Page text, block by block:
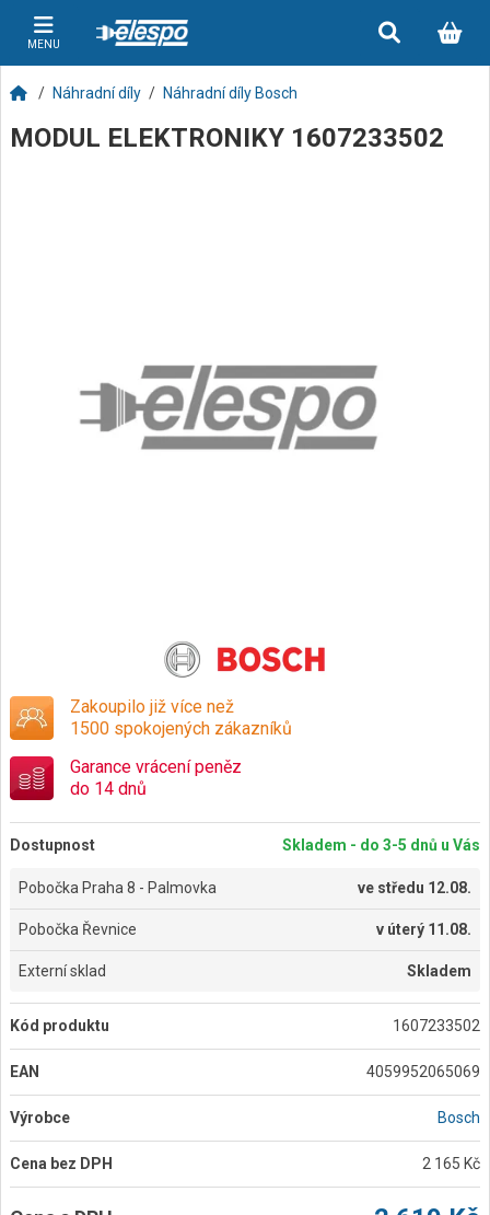
MENU
Náhradní díly Náhradní díly Bosch
MODUL ELEKTRONIKY 1607233502
Zakoupilo již více než
1500 spokojených zákazníků
Garance vrácení peněz
do 14 dnů
Dostupnost Skladem - do 3-5 dnů u Vás
Pobočka Praha 8 - Palmovka ve středu 12.08.
Pobočka Řevnice v úterý 11.08.
Externí sklad Skladem
Kód produktu 1607233502
EAN 4059952065069
Výrobce Bosch
Cena bez DPH 2 165 Kč